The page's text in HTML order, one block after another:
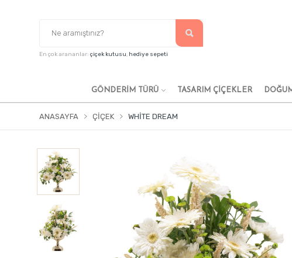
En çok arananlar: çiçek kutusu, hediye sepeti
GÖNDERİM TÜRÜ TASARIM ÇIÇEKLER
ANASAYFA ÇIÇEK WHITE DREAM